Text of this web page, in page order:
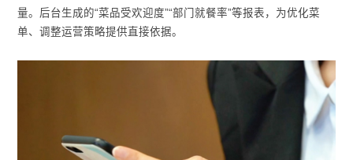
量。后台生成的“菜品受欢迎度”“部门就餐率”等报表，为优化菜
单、调整运营策略提供直接依据。